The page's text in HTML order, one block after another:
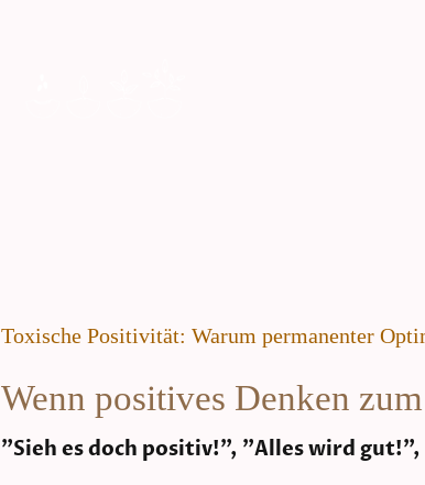
Toxische Positivität: Warum permanenter
Wenn positives Denken
"Sieh es doch positiv!", "Alles wird